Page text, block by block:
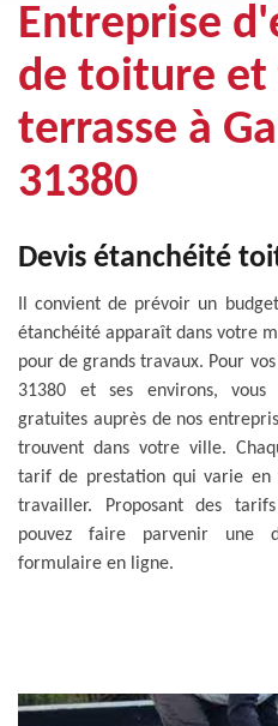
Entreprise
de toiture
terrasse à
31380
Devis étanchéité
Il convient de prévoir un
étanchéité apparaît dans votre
pour de grands travaux. Pour
31380 et ses environs, vous
gratuites auprès de nos
trouvent dans votre ville.
tarif de prestation qui varie en
travailler. Proposant des
pouvez faire parvenir une
formulaire en ligne.